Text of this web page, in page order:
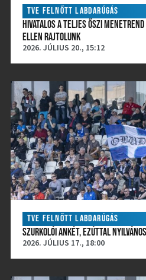
TVE FELNŐTT LABDARÚGÁS
HIVATALOS A TELJES ŐSZI
ELLEN RAJTOLUNK
2026. JÚLIUS 20., 15:12
TVE FELNŐTT LABDARÚGÁS
SZURKOLÓI ANKÉT, EZÚTTAL
2026. JÚLIUS 17., 18:00